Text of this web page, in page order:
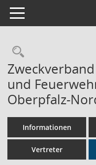
Toggle navigation
und
Oberpfalz-
Informationen
Vertreter